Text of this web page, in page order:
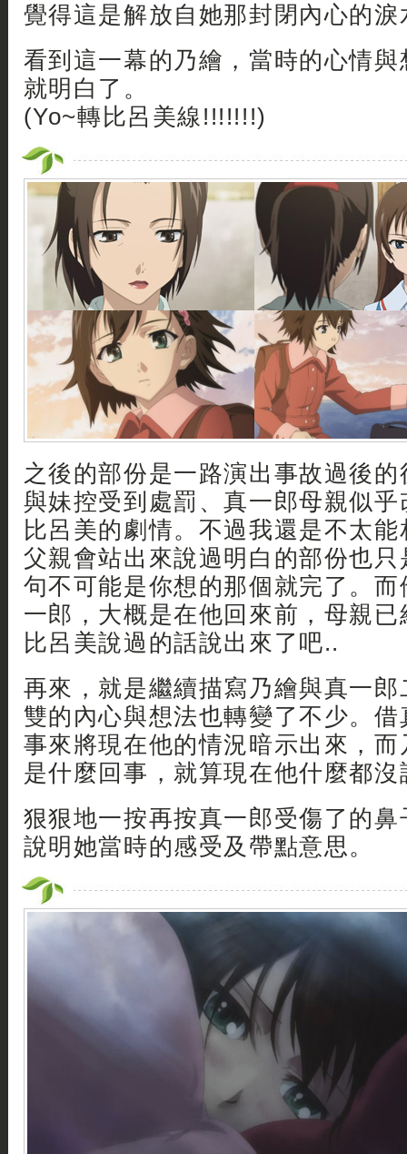
覺得這是解放自她那封閉內心的淚
看到這一幕的乃繪，當時的心情
就明白了。
(Yo~轉比呂美線!!!!!!!)
之後的部份是一路演出事故過後
與妹控受到處罰、真一郎母親似
比呂美的劇情。不過我還是不太
父親會站出來說過明白的部份也
句不可能是你想的那個就完了。
一郎，大概是在他回來前，母親
比呂美說過的話說出來了吧..
再來，就是繼續描寫乃繪與真一
雙的內心與想法也轉變了不少。
事來將現在他的情況暗示出來，
是什麼回事，就算現在他什麼都沒
狠狠地一按再按真一郎受傷了的
說明她當時的感受及帶點意思。